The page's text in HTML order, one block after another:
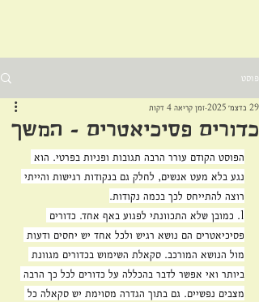
פוסט
כדורים פסיכיאטרים - המשך
29 בדצמ׳ 2025 זמן קריאה 4 דקות
הפוסט הקודם עורר הרבה תגובות ופניות בפרטי. הוא
נגע בלא מעט אנשים, לחלק גם בנקודות רגישות והייתי
רוצה להתייחס לכך בכמה נקודות.
1. כמובן שלא התכוונתי לפגוע באף אחד. כדורים
פסיכיאטרים הם נושא רגיש ולכל אחד יש יחסים ודעות
מול הנושא המורכב. סקאלת השימוש בכדורים מגוונת
ביותר ואי אפשר לדבר בהכללה על כדורים לכל כך הרבה
מצבים נפשיים. גם בתוך הגדרה מסוימת יש סקאלה כל